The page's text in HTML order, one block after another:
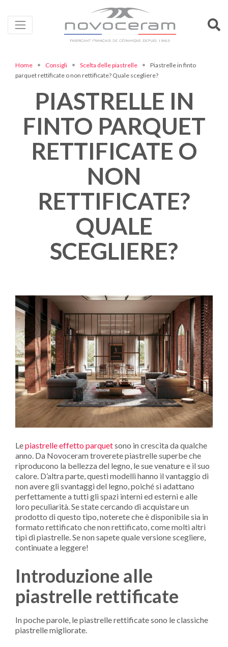
Home Consigli Scelta delle piastrelle
Piastrelle in finto
parquet rettificate o non rettificate? Quale scegliere?
PIASTRELLE IN
FINTO PARQUET
RETTIFICATE O
NON
RETTIFICATE?
QUALE
SCEGLIERE?
Lepiastrelle effetto parquetsono in crescita da qualche
anno. Da Novoceram troverete piastrelle superbe che
riproducono la bellezza del legno, le sue venature e il suo
calore. D’altra parte, questi modelli hanno il vantaggio di
non avere gli svantaggi del legno, poiché si adattano
perfettamente a tutti gli spazi interni ed esterni e alle
loro peculiarità. Se state cercando di acquistare un
prodotto di questo tipo, noterete che è disponibile sia in
formato rettificato che non rettificato, come molti altri
tipi di piastrelle. Se non sapete quale versione scegliere,
continuate a leggere!
Introduzione alle
piastrelle rettificate
In poche parole, le piastrelle rettificate sono le classiche
piastrelle migliorate.